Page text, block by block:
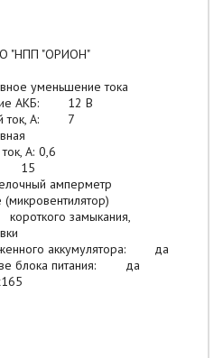
"НПП "ОРИОН"
уменьшение тока
АКБ:
12 В
А:
7
А: 0,6
15
амперметр
(микровентилятор)
короткого замыкания,
аккумулятора:
да
блока питания:
да